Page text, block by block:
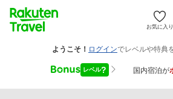
お気に入り